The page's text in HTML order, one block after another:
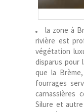
la zone à
rivière est
végétation
disparus pour
que la
fourrages
carnassières
Silure et